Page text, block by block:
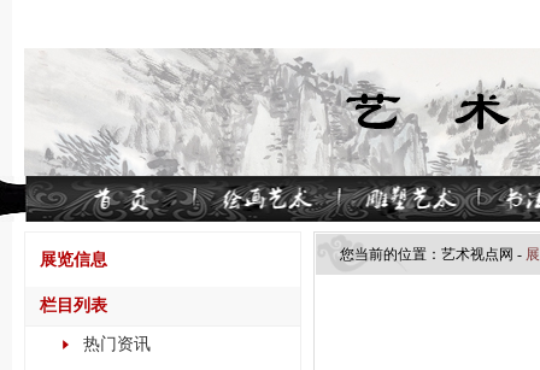
展览信息
栏目列表
热门资讯
您当前的位置： 艺术视点​网 -